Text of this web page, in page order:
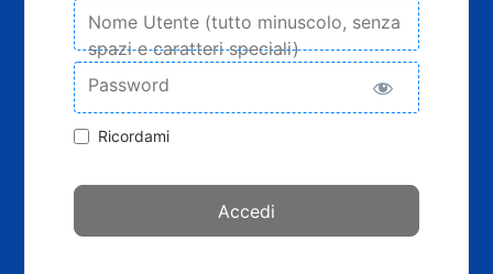
Nome Utente (tutto minuscolo, senza
spazi e caratteri speciali)
Password
Ricordami